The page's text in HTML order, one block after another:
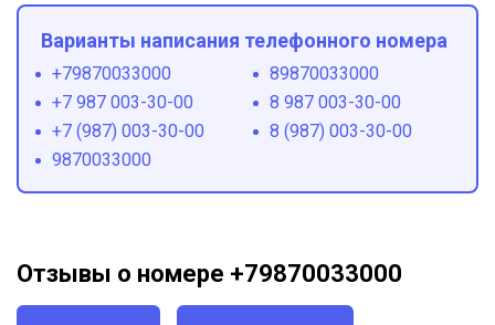
Варианты написания телефонного номера
+79870033000
89870033000
+7 987 003-30-00
8 987 003-30-00
+7 (987) 003-30-00
8 (987) 003-30-00
9870033000
Отзывы о номере +79870033000